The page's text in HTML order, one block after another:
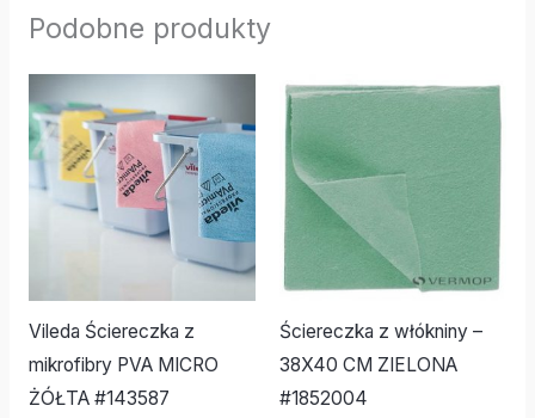
Podobne produkty
Vileda Ściereczka z
mikrofibry PVA MICRO
ŻÓŁTA #143587
Ściereczka z włókniny –
38X40 CM ZIELONA
#1852004